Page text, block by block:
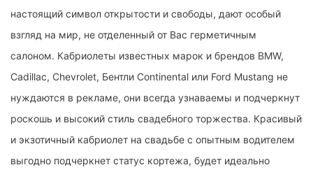
настоящий символ открытости и свободы, дают особый
взгляд на мир, не отделенный от Вас герметичным
салоном. Кабриолеты известных марок и брендов BMW,
Cadillac, Chevrolet, Бентли Continental или Ford Mustang не
нуждаются в рекламе, они всегда узнаваемы и подчеркнут
роскошь и высокий стиль свадебного торжества. Красивый
и экзотичный кабриолет на свадьбе с опытным водителем
выгодно подчеркнет статус кортежа, будет идеально